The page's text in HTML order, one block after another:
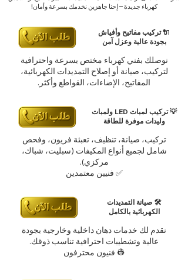
كهرباء جديدة – إحنا جاهزين نخدمك بسرعة وأمان!
🔌 تركيب مفاتيح وأفياش
بجودة عالية وعزل آمن
نوصلك بفني كهرباء مختص بسرعة واحترافية
لتركيب، صيانة أو إصلاح التمديدات الكهربائية،
المفاتيح، الإضاءات، القواطع وأكثر.
💡 تركيب لمبات LED ولمبات
وليدات موفرة للطاقة
تركيب، صيانة، تنظيف، تعبئة فريون، وفحص
شامل لجميع أنواع المكيفات (سبليت، شباك،
مركزي).
✅ فنيين معتمدين
🛠️ صيانة التمديدات
الكهربائية بالكامل
نقدم لك خدمات دهان داخلية وخارجية بجودة
عالية وتشطيبات احترافية تناسب ذوقك.
👷 فنيون محترفون